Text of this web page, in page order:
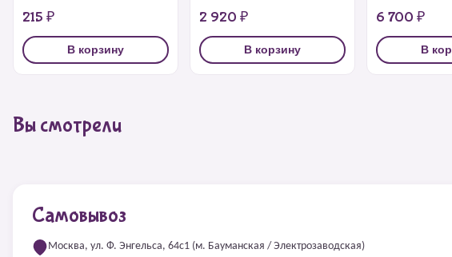
215 ₽
В корзину
2 920 ₽
В корзину
6 700 ₽
В
Вы смотрели
Самовывоз
Москва, ул. Ф. Энгельса, 64с1 (м. Бауманская / Электрозаводская)